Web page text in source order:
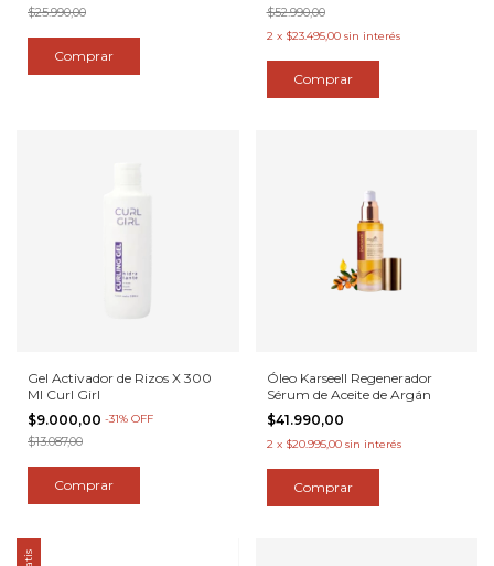
$25.990,00 $52.990,00
2 x $23.495,00 sin interés
Gel Activador de Rizos X 300
Ml Curl Girl
$9.000,00 -31% OFF
$13.087,00
Óleo Karseell Regenerador
Sérum de Aceite de Argán
$41.990,00
2 x $20.995,00 sin interés